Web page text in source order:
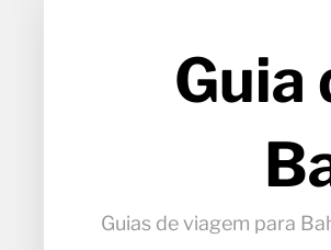
Guia
Guias de viagem para